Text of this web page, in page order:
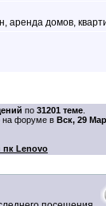
аренда домов,
по 31201 теме
на форуме в Вск, 29
пк Lenovo